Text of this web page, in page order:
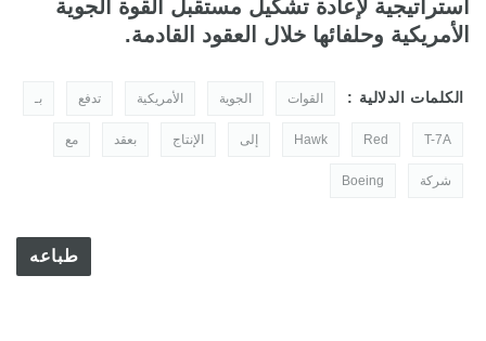
استراتيجية لإعادة تشكيل مستقبل القوة الجوية
الأمريكية وحلفائها خلال العقود القادمة.
الكلمات الدلالية : القوات الجوية الأمريكية تدفع بـ
T-7A
Red
Hawk إلى الإنتاج بعقد مع
شركة Boeing
طباعه